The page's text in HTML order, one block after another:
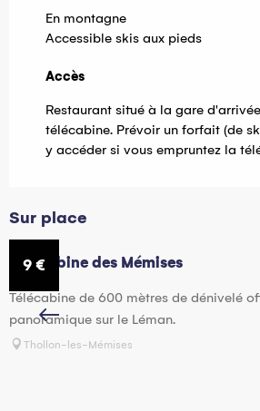
En montagne
Accessible skis aux pieds
Accès
Accès
Restaurant situé à la gare
télécabine. Prévoir un forfait (de
y accéder si vous empruntez la
Sur place
9 €
Télécabine des Mémises
Télécabine de 600 mètres de dénivelé
panoramique sur le Léman.
Thollon-les-Mémises